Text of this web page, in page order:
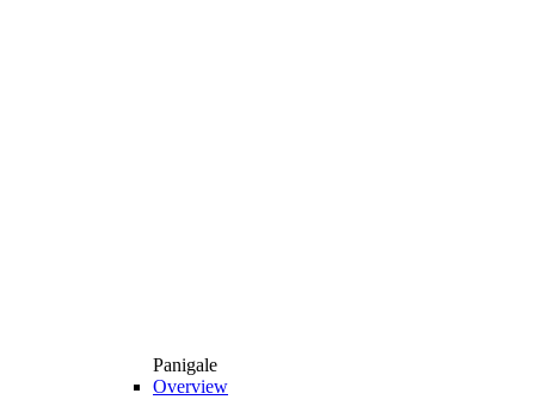
Panigale
Overview